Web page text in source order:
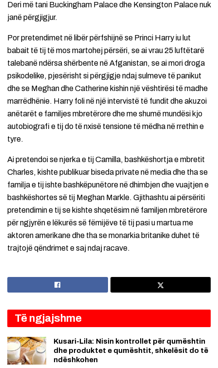
Deri më tani Buckingham Palace dhe Kensington Palace nuk
janë përgjigjur.
Por pretendimet në libër përfshijnë se Princi Harry iu lut
babait të tij të mos martohej përsëri, se ai vrau 25 luftëtarë
talebanë ndërsa shërbente në Afganistan, se ai mori droga
psikodelike, pjesërisht si përgjigje ndaj sulmeve të panikut
dhe se Meghan dhe Catherine kishin një vështirësi të madhe
marrëdhënie. Harry foli në një intervistë të fundit dhe akuzoi
anëtarët e familjes mbretërore dhe me shumë mundësi kjo
autobiografi e tij do të nxisë tensione të mëdha në rrethin e
tyre.
Ai pretendoi se njerka e tij Camilla, bashkëshortja e mbretit
Charles, kishte publikuar biseda private në media dhe tha se
familja e tij ishte bashkëpunëtore në dhimbjen dhe vuajtjen e
bashkëshortes së tij Meghan Markle. Gjithashtu ai përsëriti
pretendimin e tij se kishte shqetësim në familjen mbretërore
për ngjyrën e lëkurës së fëmijëve të tij pasi u martua me
aktoren amerikane dhe tha se monarkia britanike duhet të
trajtojë qëndrimet e saj ndaj racave.
Të ngjajshme
Kusari-Lila: Nisin kontrollet për qumështin
dhe produktet e qumështit, shkelësit do të
ndëshkohen